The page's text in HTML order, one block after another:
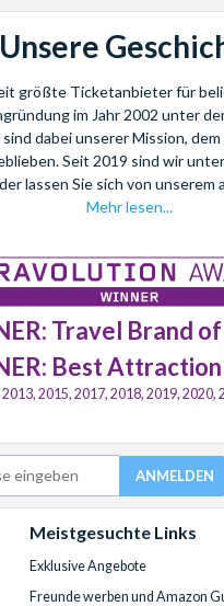
Unsere
größte Ticketanbieter für
im Jahr 2002 unter
dabei unserer Mission,
Seit 2019 sind wir
lassen Sie sich von
Mehr lesen...
Travel Brand
Best
2015, 2017, 2018, 2019, 2020,
Meistgesuchte Links
Exklusive Angebote
Freunde werben und Amazon